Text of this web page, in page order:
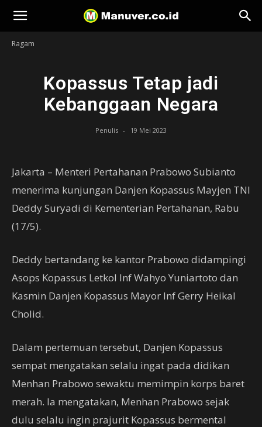
Manuver
Ragam
Kopassus Tetap jadi
Kebanggaan Negara
Penulis - 19 Mei 2023
Jakarta – Menteri Pertahanan Prabowo Subianto
menerima kunjungan Danjen Kopassus Mayjen TNI
Deddy Suryadi di Kementerian Pertahanan, Rabu
(17/5).
Deddy bertandang ke kantor Prabowo didampingi
Asops Kopassus Letkol Inf Wahyo Yuniartoto dan
Kasmin Danjen Kopassus Mayor Inf Gerry Heikal
Cholid.
Dalam pertemuan tersebut, Danjen Kopassus
sempat mengatakan selalu ingat pada didikan
Menhan Prabowo sewaktu memimpin korps baret
merah. Ia mengatakan, Menhan Prabowo sejak
dulu selalu ingin prajurit Kopassus bermental